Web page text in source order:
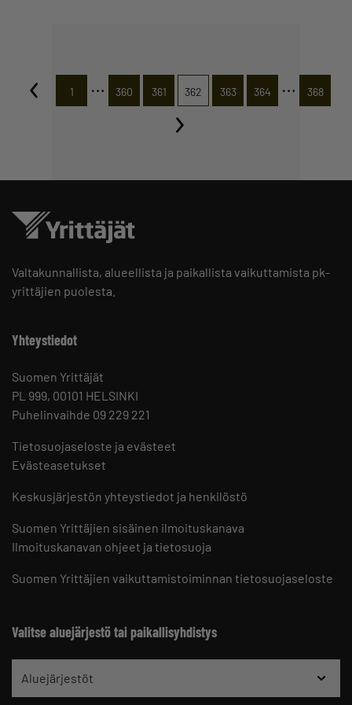
1 … 360 361 362 363 364 … 368
Valtakunnallista, alueellista ja paikallista vaikuttamista pk-
yrittäjien puolesta.
Yhteystiedot
Suomen Yrittäjät
PL 999, 00101 HELSINKI
Puhelinvaihde 09 229 221
Tietosuojaseloste ja evästeet
Evästeasetukset
Keskusjärjestön yhteystiedot ja henkilöstö
Suomen Yrittäjien sisäinen ilmoituskanava
Ilmoituskanavan ohjeet ja tietosuoja
Suomen Yrittäjien vaikuttamistoiminnan tietosuojaseloste
Valitse aluejärjestö tai paikallisyhdistys
Aluejärjestöt